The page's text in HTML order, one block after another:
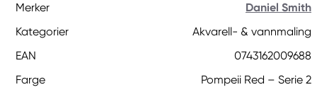
Merker
Daniel Smith
Kategorier
Akvarell- & vannmaling
EAN
0743162009688
Farge
Pompeii Red – Serie 2